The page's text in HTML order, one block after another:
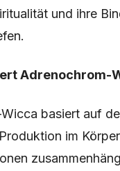
und ihre
Adrenochrom-
basiert auf
im